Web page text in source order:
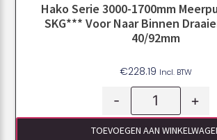
Hako Serie 3000-1700mm
SKG*** Voor Naar Binnen
40/92mm
€228.19 Incl. BTW
- +
TOEVOEGEN AAN